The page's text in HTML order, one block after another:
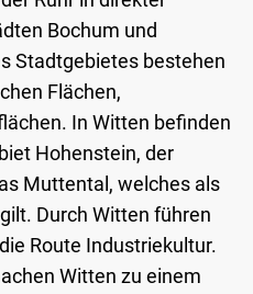
Bochum und
Stadtgebietes bestehen
Flächen,
In Witten befinden
Hohenstein, der
Muttental, welches als
Durch Witten führen
Route Industriekultur.
Witten zu einem